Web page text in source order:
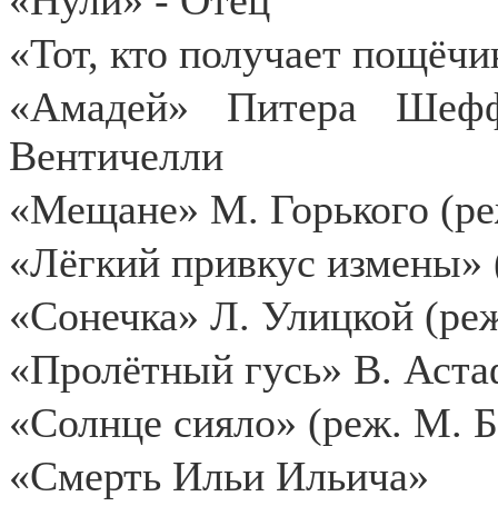
«Тот, кто получает
«Амадей» Питера
Вентичелли
«Мещане» М. Горького
«Лёгкий привкус
«Сонечка» Л. Улицкой
«Пролётный гусь» В.
«Солнце сияло» (реж. М.
«Смерть Ильи Ильича»